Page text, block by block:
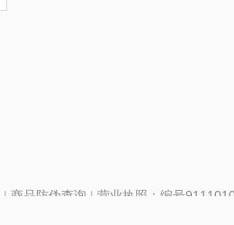
| 商品防伪查询 | 营业执照：编号